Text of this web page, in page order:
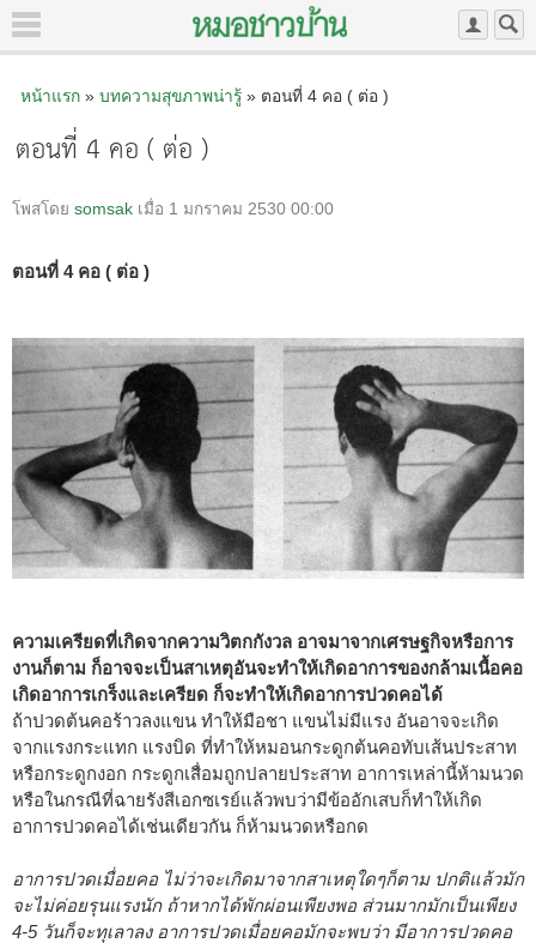
หน้าแรก» บทความสุขภาพน่ารู้» ตอนที่ 4 คอ ( ต่อ )
ตอนที่ 4 คอ ( ต่อ )
โพสโดย somsak เมื่อ 1 มกราคม 2530 00:00
ตอนที่ 4 คอ ( ต่อ )
ความเครียดที่เกิดจากความวิตกกังวล อาจมาจากเศรษฐกิจหรือการ
งานก็ตาม ก็อาจจะเป็นสาเหตุอันจะทำให้เกิดอาการของกล้ามเนื้อคอ
เกิดอาการเกร็งและเครียด ก็จะทำให้เกิดอาการปวดคอได้
ถ้าปวดต้นคอร้าวลงแขน ทำให้มือชา แขนไม่มีแรง อันอาจจะเกิด
จากแรงกระแทก แรงบิด ที่ทำให้หมอนกระดูกต้นคอทับเส้นประสาท
หรือกระดูกงอก กระดูกเสื่อมถูกปลายประสาท อาการเหล่านี้ห้ามนวด
หรือในกรณีที่ฉายรังสีเอกซเรย์แล้วพบว่ามีข้ออักเสบก็ทำให้เกิด
อาการปวดคอได้เช่นเดียวกัน ก็ห้ามนวดหรือกด
อาการปวดเมื่อยคอ ไม่ว่าจะเกิดมาจากสาเหตุใดๆก็ตาม ปกติแล้วมัก
จะไม่ค่อยรุนแรงนัก ถ้าหากได้พักผ่อนเพียงพอ ส่วนมากมักเป็นเพียง
4-5 วันก็จะทุเลาลง อาการปวดเมื่อยคอมักจะพบว่า มีอาการปวดคอ